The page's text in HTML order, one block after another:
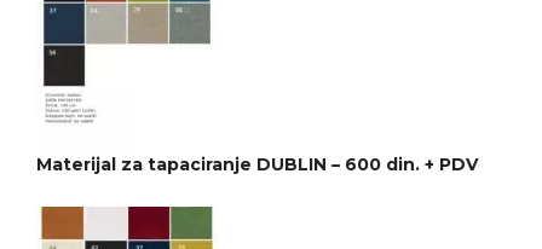
Materijal za tapaciranje DUBLIN – 600 din. + PDV